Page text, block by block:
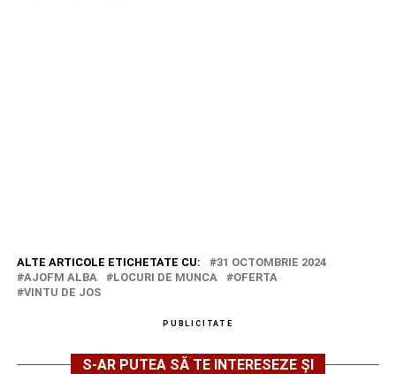
ALTE ARTICOLE ETICHETATE CU:
31 OCTOMBRIE 2024
AJOFM ALBA
LOCURI DE MUNCA
OFERTA
VINTU DE JOS
PUBLICITATE
S-AR PUTEA SĂ TE INTERESEZE ȘI